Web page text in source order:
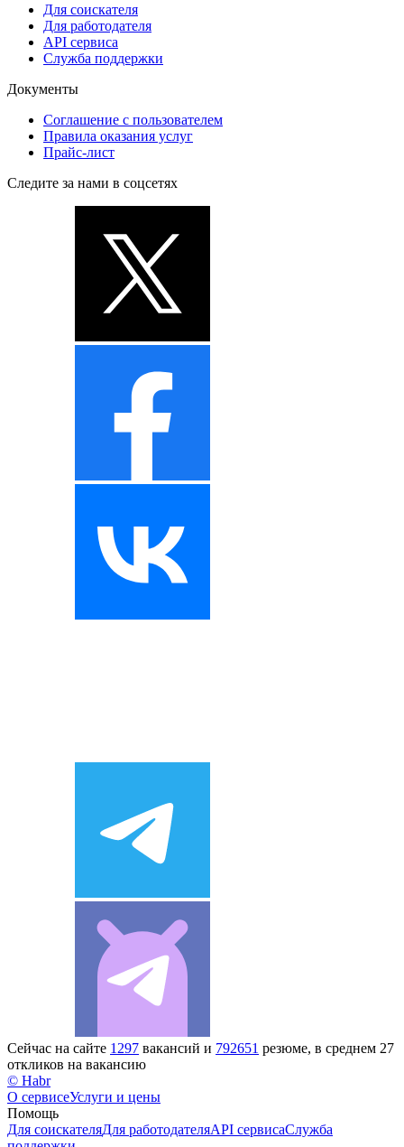
Для соискателя
Для работодателя
API сервиса
Служба поддержки
Документы
Соглашение с пользователем
Правила оказания услуг
Прайс-лист
Следите за нами в соцсетях
Сейчас на сайте 1297 вакансий и 792651 резюме, в среднем 27
откликов на вакансию
© Habr
О сервисеУслуги и цены
Помощь
Для соискателяДля работодателяAPI сервисаСлужба